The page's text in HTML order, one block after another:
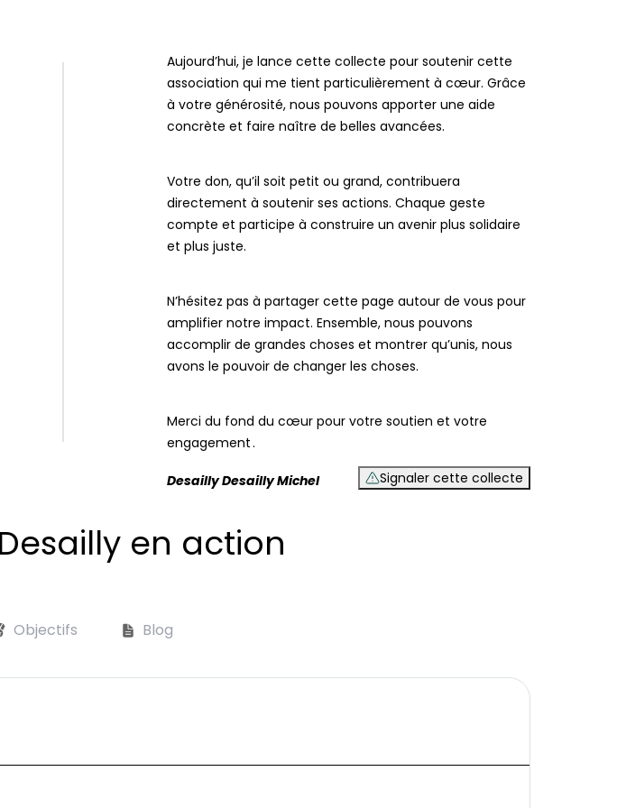
Aujourd’hui, je lance cette collecte pour soutenir cette
association qui me tient particulièrement à cœur. Grâce
à votre générosité, nous pouvons apporter une aide
concrète et faire naître de belles avancées.
Votre don, qu’il soit petit ou grand, contribuera
directement à soutenir ses actions. Chaque geste
compte et participe à construire un avenir plus solidaire
et plus juste.
N’hésitez pas à partager cette page autour de vous pour
amplifier notre impact. Ensemble, nous pouvons
accomplir de grandes choses et montrer qu’unis, nous
avons le pouvoir de changer les choses.
Merci du fond du cœur pour votre soutien et votre
engagement .
Desailly Desailly Michel Signaler cette collecte
en action
Objectifs Blog